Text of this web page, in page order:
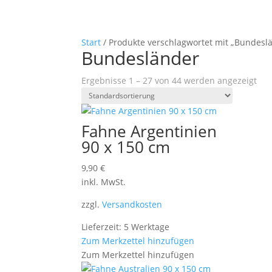
Start / Produkte verschlagwortet mit
Bundesländer
Ergebnisse 1 – 27 von 44 werden angezeigt
Fahne Argentinien
90 x 150 cm
9,90€
inkl. MwSt.
zzgl.Versandkosten
Lieferzeit: 5 Werktage
Zum Merkzettel hinzufügen
Zum Merkzettel hinzufügen